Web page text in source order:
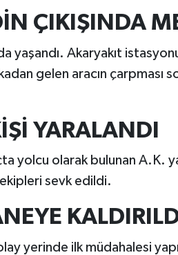
ÇIKIŞINDA
yaşandı. Akaryakıt
gelen aracın çarpması
YARALANDI
yolcu olarak bulunan A.K.
sevk edildi.
yerinde ilk müdahalesi